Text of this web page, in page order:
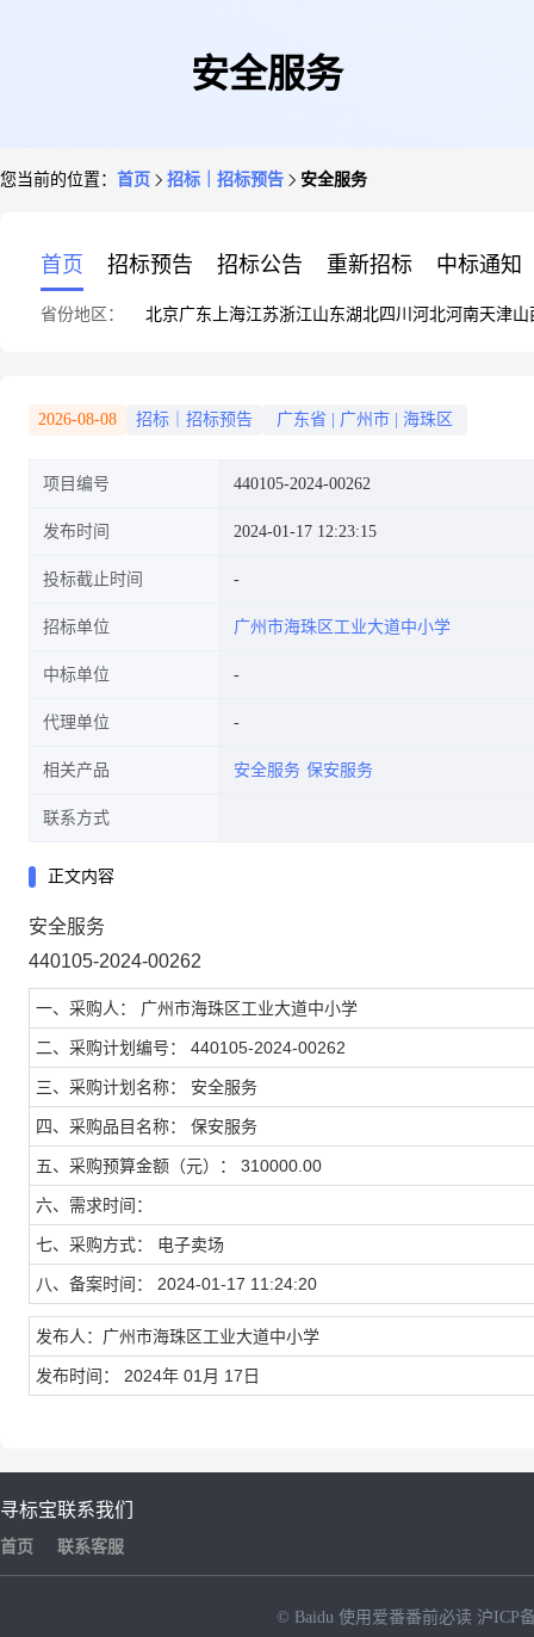
安全服务
您当前的位置： 首页 招标｜招标预告 安全服务
首页 招标预告 招标公告 重新招标 中标通知
省份地区： 北京广东 上海江苏浙江山东湖北四川 河北河南天津山
2026-08-08 招标｜招标预告 广东省 广州市 海珠区
项目编号 440105-2024-00262
发布时间 2024-01-17 12:23:15
投标截止时间
招标单位 广州市海珠区工业大道中小学
中标单位
代理单位
相关产品 安全服务 保安服务
联系方式
正文内容
安全服务
440105-2024-00262
一、采购人： 广州市海珠区工业大道中小学
二、采购计划编号： 440105-2024-00262
三、采购计划名称： 安全服务
四、采购品目名称： 保安服务
五、采购预算金额（元）： 310000.00
六、需求时间：
七、采购方式： 电子卖场
八、备案时间： 2024-01-17 11:24:20
发布人：广州市海珠区工业大道中小学
发布时间： 2024年 01月 17日
寻标宝
首页
联系我们
联系客服
© Baidu 使用爱番番前必读 沪ICP